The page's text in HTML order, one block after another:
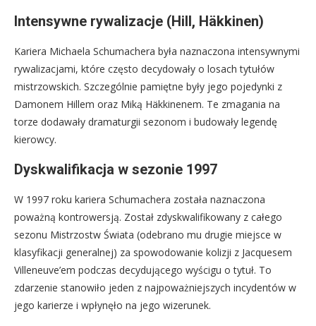
Intensywne rywalizacje (Hill, Häkkinen)
Kariera Michaela Schumachera była naznaczona intensywnymi
rywalizacjami, które często decydowały o losach tytułów
mistrzowskich. Szczególnie pamiętne były jego pojedynki z
Damonem Hillem oraz Miką Häkkinenem. Te zmagania na
torze dodawały dramaturgii sezonom i budowały legendę
kierowcy.
Dyskwalifikacja w sezonie 1997
W 1997 roku kariera Schumachera została naznaczona
poważną kontrowersją. Został zdyskwalifikowany z całego
sezonu Mistrzostw Świata (odebrano mu drugie miejsce w
klasyfikacji generalnej) za spowodowanie kolizji z Jacquesem
Villeneuve’em podczas decydującego wyścigu o tytuł. To
zdarzenie stanowiło jeden z najpoważniejszych incydentów w
jego karierze i wpłynęło na jego wizerunek.